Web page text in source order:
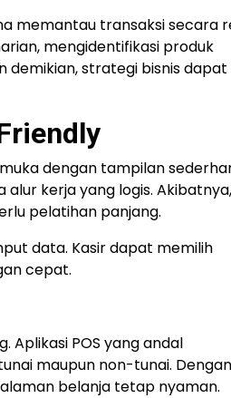
memantau transaksi secara
mengidentifikasi produk
demikian, strategi bisnis dapat
dengan tampilan
kerja yang logis. Akibatnya,
pelatihan panjang.
data. Kasir dapat memilih
cepat.
Aplikasi POS yang andal
maupun non-tunai. Dengan
belanja tetap nyaman.